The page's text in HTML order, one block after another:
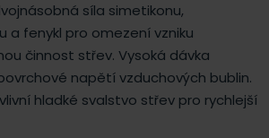
síla simetikonu,
a fenykl pro omezení vzniku
činnost střev. Vysoká dávka
napětí vzduchových bublin.
hladké svalstvo střev pro rychlejší